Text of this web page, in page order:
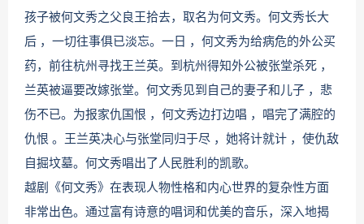
孩子被何文秀之父良王拾去，取名为何文秀。何文秀长大
后 ，一切往事俱已淡忘。一日 ，何文秀为给病危的外公买
药，前往杭州寻找王兰英。到杭州得知外公被张堂杀死 ，
兰英被逼要改嫁张堂。何文秀见到自己的妻子和儿子 ，悲
伤不已。为报家仇国恨 ，何文秀边打边唱 ，唱完了满腔的
仇恨 。王兰英决心与张堂同归于尽 ，她将计就计 ，使仇敌
自掘坟墓。何文秀唱出了人民胜利的凯歌。
越剧《何文秀》在表现人物性格和内心世界的复杂性方面
非常出色。通过富有诗意的唱词和优美的音乐，深入地揭